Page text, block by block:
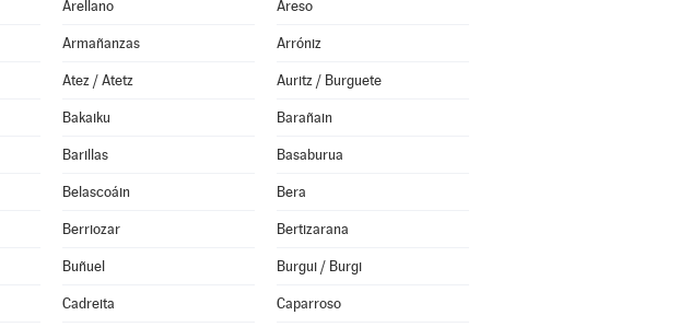
Arellano Areso
Armañanzas Arróniz
Atez / Atetz Auritz / Burguete
Bakaiku Barañain
Barillas Basaburua
Belascoáin Bera
Berriozar Bertizarana
Buñuel Burgui / Burgi
Cadreita Caparroso